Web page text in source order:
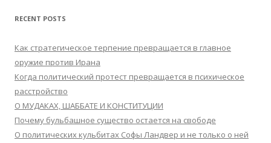
RECENT POSTS
Как стратегическое терпение превращается в главное
оружие против Ирана
Когда политический протест превращается в психическое
расстройство
О МУДАКАХ, ШАББАТЕ И КОНСТИТУЦИИ
Почему бульбашное существо остается на свободе
О политических кульбитах Софы Ландвер и не только о ней